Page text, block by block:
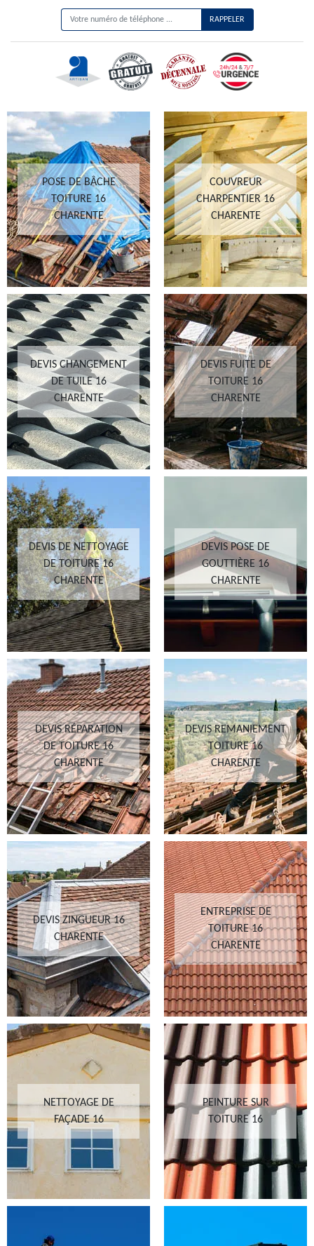
POSE DE BÂCHE
TOITURE 16
CHARENTE
COUVREUR
CHARPENTIER 16
CHARENTE
DEVIS CHANGEMENT
DE TUILE 16
CHARENTE
DEVIS FUITE DE
TOITURE 16
CHARENTE
DEVIS DE NETTOYAGE
DE TOITURE 16
CHARENTE
DEVIS POSE DE
GOUTTIÈRE 16
CHARENTE
DEVIS RÉPARATION
DE TOITURE 16
CHARENTE
DEVIS REMANIEMENT
TOITURE 16
CHARENTE
DEVIS ZINGUEUR 16
CHARENTE
ENTREPRISE DE
TOITURE 16
CHARENTE
NETTOYAGE DE
FAÇADE 16
PEINTURE SUR
TOITURE 16